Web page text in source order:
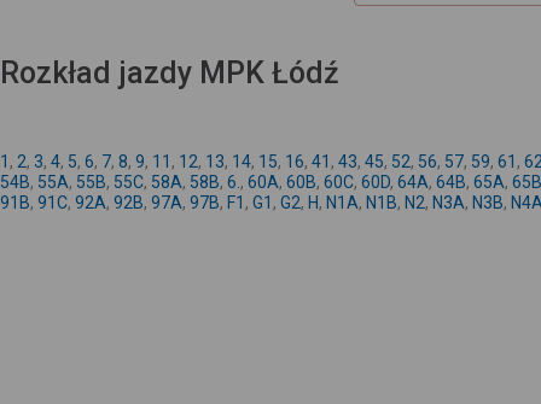
Rozkład jazdy MPK Łódź
1 , 2, 3, 4, 5, 6, 7, 8, 9, 11 , 12, 13, 14, 15, 16, 41 , 43, 45, 52, 56, 57, 59, 61 ,
54B, 55A, 55B, 55C, 58A, 58B, 6. , 60A, 60B, 60C, 60D, 64A, 64B, 65A, 65B
91B, 91C, 92A, 92B, 97A, 97B, F1 , G1 , G2, H, N1A, N1B, N2, N3A, N3B,